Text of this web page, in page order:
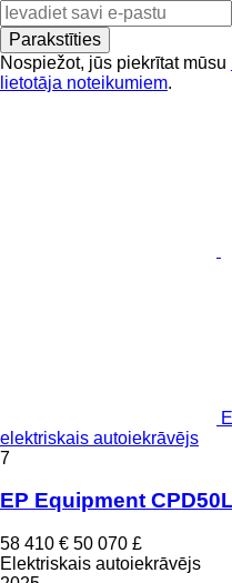
Parakstīties
Nospiežot, jūs piekrītat mūsu
lietotāja noteikumiem.
elektriskais autoiekrāvējs
7
EP Equipment
58 410 € 50 070 £
Elektriskais autoiekrāvējs